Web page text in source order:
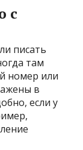
с
писать
там
номер или
в
если у